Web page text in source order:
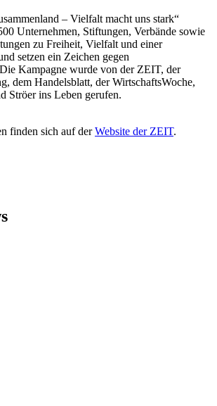
– Vielfalt macht uns stark“
Unternehmen, Stiftungen, Verbände sowie
zu Freiheit, Vielfalt und einer
setzen ein Zeichen gegen
Kampagne wurde von der ZEIT, der
dem Handelsblatt, der WirtschaftsWoche,
Ströer ins Leben gerufen.
finden sich auf derWebsite der ZEIT.